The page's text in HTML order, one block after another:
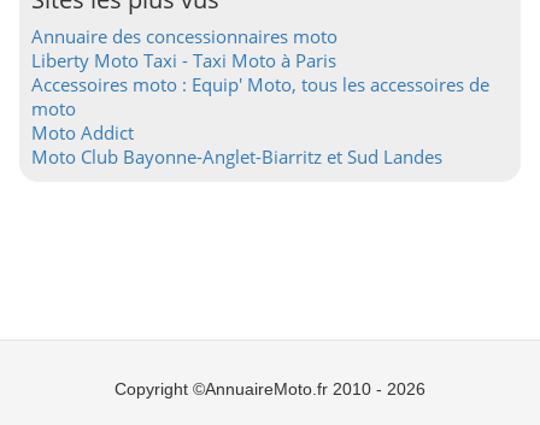
Annuaire des concessionnaires moto
Liberty Moto Taxi - Taxi Moto à Paris
Accessoires moto : Equip' Moto, tous les accessoires de
moto
Moto Addict
Moto Club Bayonne-Anglet-Biarritz et Sud Landes
Copyright ©AnnuaireMoto.fr 2010 - 2026